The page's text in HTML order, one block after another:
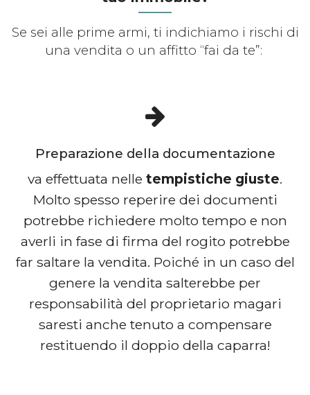
Se sei alle prime armi, ti indichiamo i rischi di
una vendita o un affitto “fai da te”:
Preparazione della documentazione
va effettuata nelle tempistiche giuste.
Molto spesso reperire dei documenti
potrebbe richiedere molto tempo e non
averli in fase di firma del rogito potrebbe
far saltare la vendita. Poiché in un caso del
genere la vendita salterebbe per
responsabilità del proprietario magari
saresti anche tenuto a compensare
restituendo il doppio della caparra!